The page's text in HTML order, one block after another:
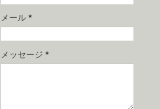
メール *
メッセージ *